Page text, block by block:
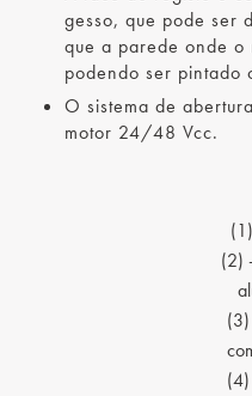
gesso, que pode ser
que a parede onde o
podendo ser pintado
O sistema de
motor 24/48 Vcc.
(2)